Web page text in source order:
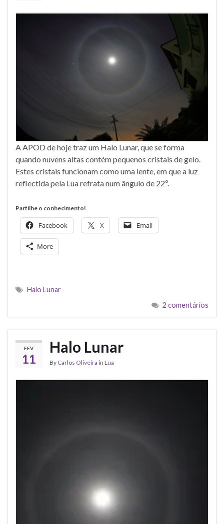
A APOD de hoje traz um Halo Lunar, que se forma
quando nuvens altas contém pequenos cristais de gelo.
Estes cristais funcionam como uma lente, em que a luz
reflectida pela Lua refrata num ângulo de 22º.
Partilhe o conhecimento!
Facebook X Email
More
Halo Lunar
2 comentários
FEV
11
Halo Lunar
By Carlos Oliveira in Lua